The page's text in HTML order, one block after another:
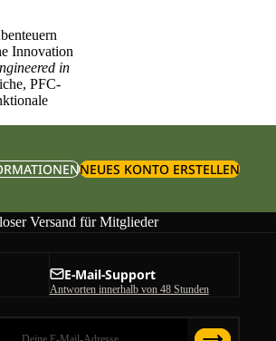
Innovation
in
PFC-
NEUES KONTO ERSTELLEN
Versand für Mitglieder
E-Mail-Support
Antworten innerhalb von 48 Stunden